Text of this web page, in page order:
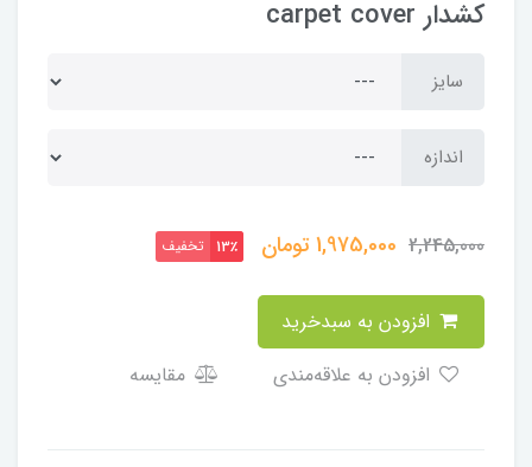
کشدار carpet cover
سایز
اندازه
2,245,000
1,975,000تومان 13٪ تخفیف
مقایسه